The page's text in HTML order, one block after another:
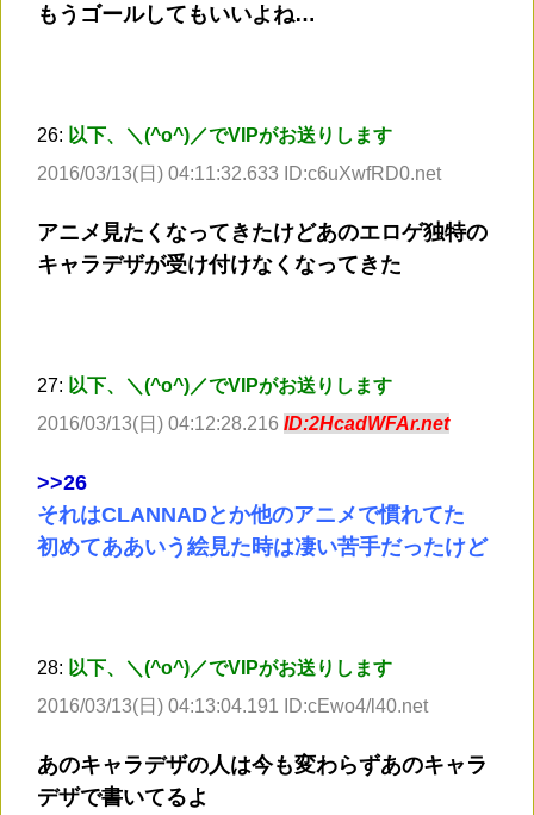
もうゴールしてもいいよね…
26: 以下、＼(^o^)／でVIPがお送りします
2016/03/13(日) 04:11:32.633 ID:c6uXwfRD0.net
アニメ見たくなってきたけどあのエロゲ独特の
キャラデザが受け付けなくなってきた
27: 以下、＼(^o^)／でVIPがお送りします
2016/03/13(日) 04:12:28.216 ID:2HcadWFAr.net
>>26
それはCLANNADとか他のアニメで慣れてた
初めてああいう絵見た時は凄い苦手だったけど
28: 以下、＼(^o^)／でVIPがお送りします
2016/03/13(日) 04:13:04.191 ID:cEwo4/l40.net
あのキャラデザの人は今も変わらずあのキャラ
デザで書いてるよ